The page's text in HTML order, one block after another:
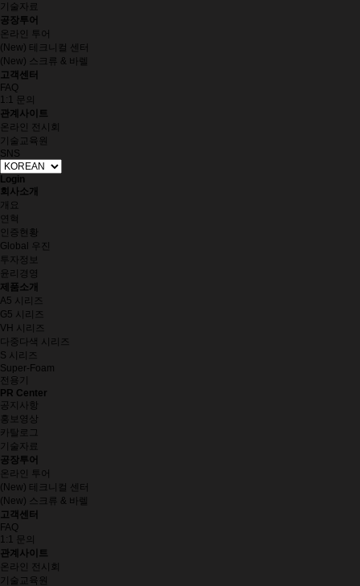
기술자료
공장투어
온라인 투어
(New) 테크니컬 센터
(New) 스크류 & 바렐
고객센터
FAQ
1:1 문의
관계사이트
온라인 전시회
기술교육원
SNS
Login
회사소개
개요
연혁
인증현황
Global 우진
투자정보
윤리경영
제품소개
A5 시리즈
G5 시리즈
VH 시리즈
다중다색 시리즈
S 시리즈
Super-Foam
전용기
PR Center
공지사항
홍보영상
카탈로그
기술자료
공장투어
온라인 투어
(New) 테크니컬 센터
(New) 스크류 & 바렐
고객센터
FAQ
1:1 문의
관계사이트
온라인 전시회
기술교육원